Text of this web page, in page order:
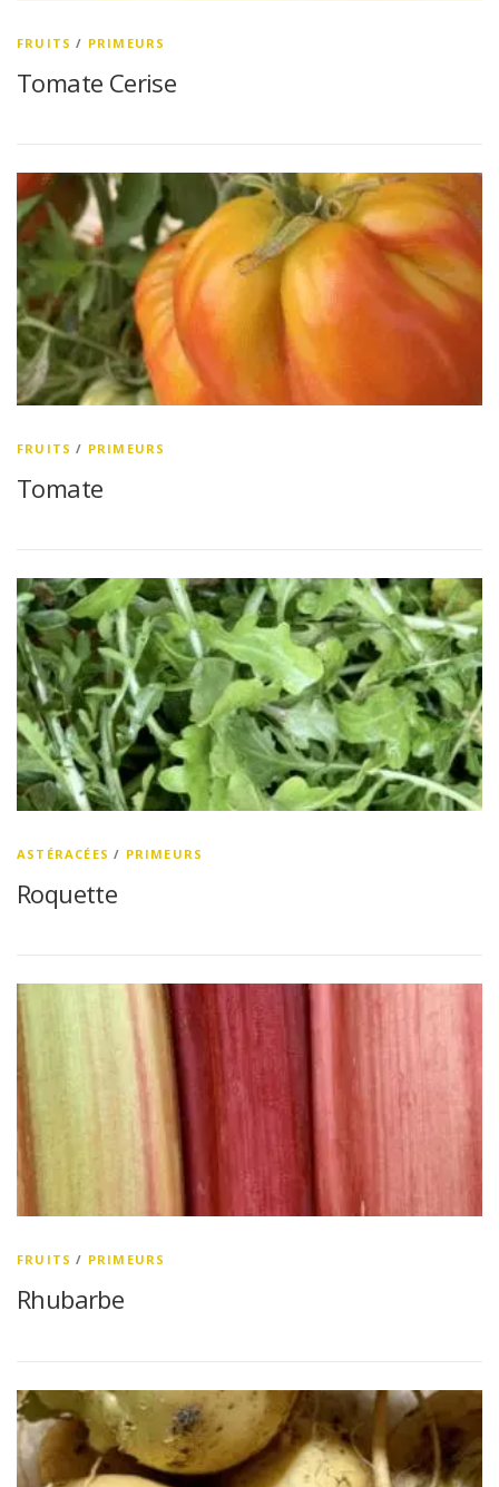
FRUITS / PRIMEURS
Tomate Cerise
FRUITS / PRIMEURS
Tomate
ASTÉRACÉES / PRIMEURS
Roquette
FRUITS / PRIMEURS
Rhubarbe